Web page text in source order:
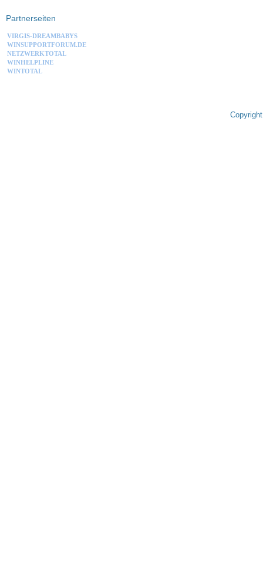
Partnerseiten
VIRGIS-DREAMBABYS
WINSUPPORTFORUM.DE
NETZWERKTOTAL
WINHELPLINE
WINTOTAL